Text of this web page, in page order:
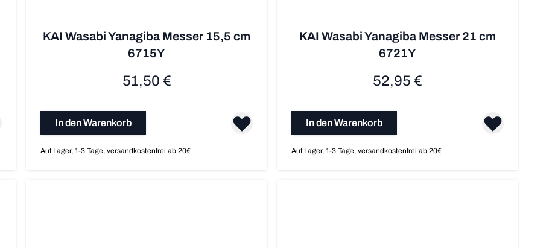
KAI Wasabi Yanagiba Messer 15,5 cm
6715Y
51,50 €
In den Warenkorb
Auf Lager, 1-3 Tage, versandkostenfrei ab 20€
KAI Wasabi Yanagiba Messer 21 cm
6721Y
52,95 €
In den Warenkorb
Auf Lager, 1-3 Tage, versandkostenfrei ab 20€